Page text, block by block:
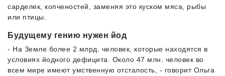
сарделек, копченостей, заменяя это куском мяса, рыбы
или птицы.
Будущему гению нужен йод
- На Земле более 2 млрд. человек, которые находятся в
условиях йодного дефицита. Около 47 млн. человек во
всем мире имеют умственную отсталость, - говорит Ольга